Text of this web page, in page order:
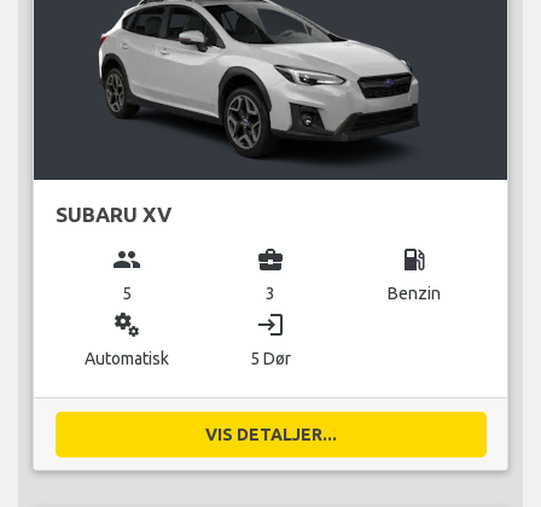
SUBARU XV
group
5
business_center
3
local_gas_station
Benzin
miscellaneous_services
Automatisk
login
5 Dør
VIS DETALJER...